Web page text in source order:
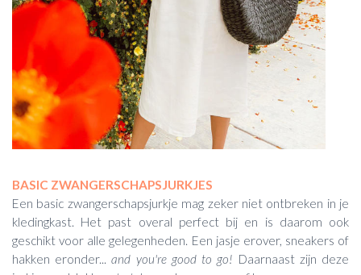
BASIC ZWANGERSCHAPSJURKJES
Een basic zwangerschapsjurkje mag zeker niet ontbreken in je
kledingkast. Het past overal perfect bij en is daarom ook
geschikt voor alle gelegenheden. Een jasje erover, sneakers of
hakken eronder...and you're good to go! Daarnaast zijn deze